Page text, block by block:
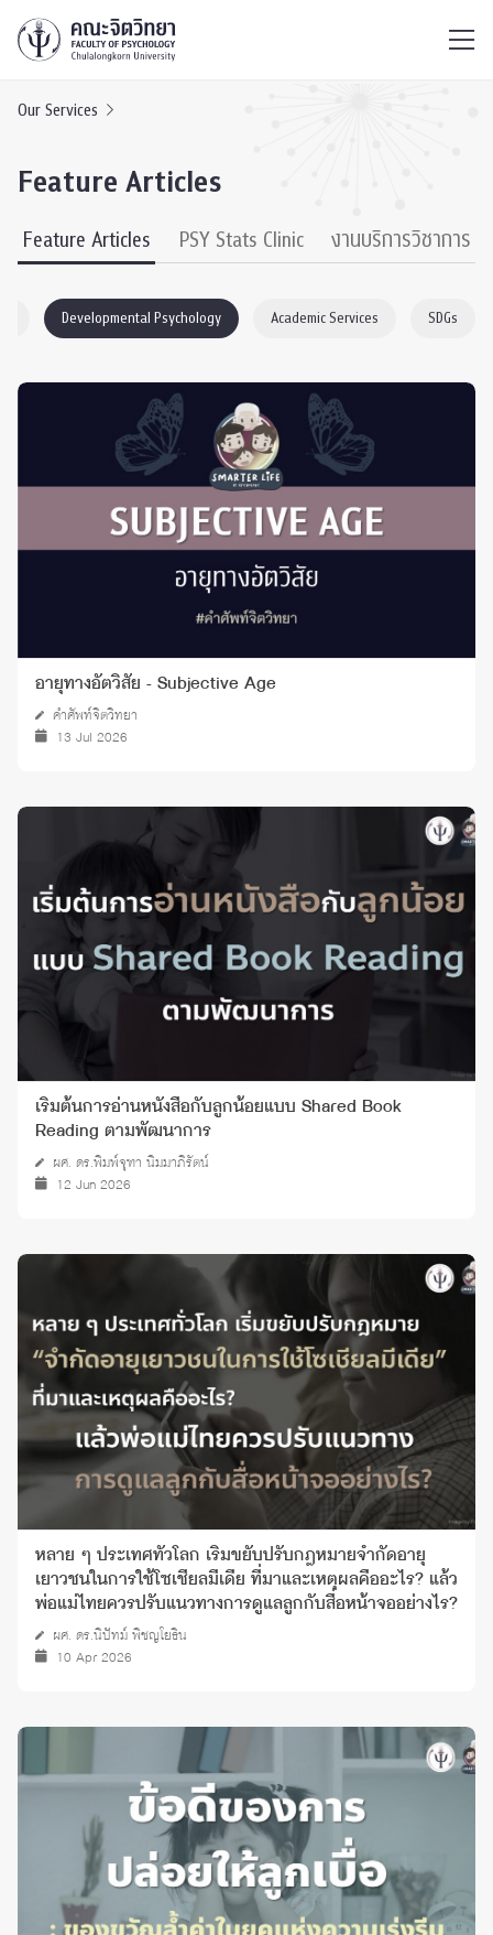
Our Services
Feature Articles
Feature Articles PSY Stats Clinic งานบริการวิชาการ
Developmental Psychology Academic Services SDGs
อายุทางอัตวิสัย - Subjective Age
คำศัพท์จิตวิทยา
13 Jul 2026
เริ่มต้นการอ่านหนังสือกับลูกน้อยแบบ Shared Book
Reading ตามพัฒนาการ
ผศ. ดร.พิมพ์จุฑา นิมมาภิรัตน์
12 Jun 2026
หลาย ๆ ประเทศทั่วโลก เริ่มขยับปรับกฎหมายจำกัดอายุ
เยาวชนในการใช้โซเชียลมีเดีย ที่มาและเหตุผลคืออะไร? แล้ว
พ่อแม่ไทยควรปรับแนวทางการดูแลลูกกับสื่อหน้าจออย่างไร?
ผศ. ดร.นิปัทม์ พิชญโยธิน
10 Apr 2026